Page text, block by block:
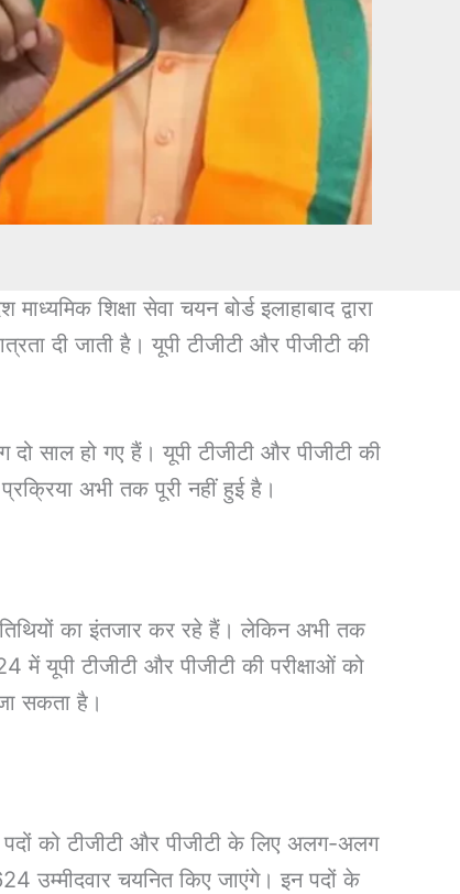
शिक्षा सेवा चयन बोर्ड इलाहाबाद द्वारा
दी जाती है। यूपी टीजीटी और पीजीटी की
हो गए हैं। यूपी टीजीटी और पीजीटी की
अभी तक पूरी नहीं हुई है।
का इंतजार कर रहे हैं। लेकिन अभी तक
में यूपी टीजीटी और पीजीटी की परीक्षाओं को
सकता है।
पदों को टीजीटी और पीजीटी के लिए अलग-अलग
उम्मीदवार चयनित किए जाएंगे। इन पदों के